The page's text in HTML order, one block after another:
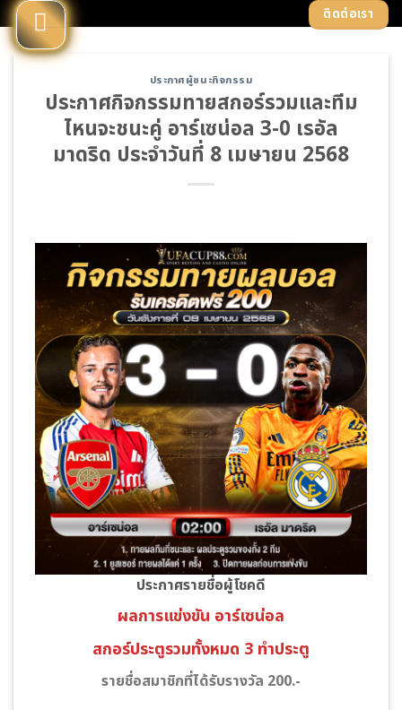
Skip
to
content
ติดต่อเรา
ประกาศผู้ชนะกิจกรรม
ประกาศกิจกรรมทายสกอร์รวมและทีม
ไหนจะชนะคู่ อาร์เซน่อล 3-0 เรอัล
มาดริด ประจำวันที่ 8 เมษายน 2568
ประกาศรายชื่อผู้โชคดี
ผลการแข่งขัน อาร์เซน่อล
สกอร์ประตูรวมทั้งหมด 3 ทำประตู
รายชื่อสมาชิกที่ได้รับรางวัล 200.-